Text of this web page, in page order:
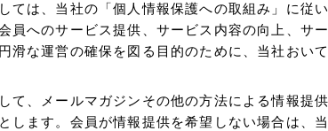
ては、当社の「個人情報保護への取組み」に従
員へのサービス提供、サービス内容の向上、サ
滑な運営の確保を図る目的のために、当社おい
て、メールマガジンその他の方法による情報提
します。会員が情報提供を希望しない場合は、